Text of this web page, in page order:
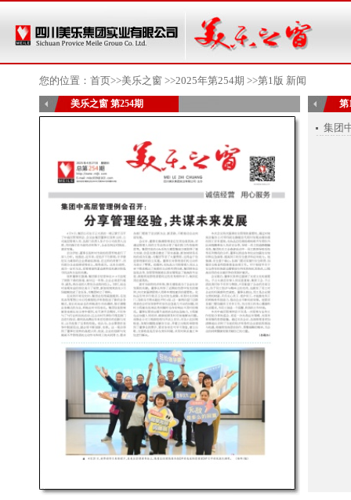
您的位置： 首页>>美乐之窗 >>2025年第254期 >>第1版 新闻
美乐之窗 第254期 第
集团